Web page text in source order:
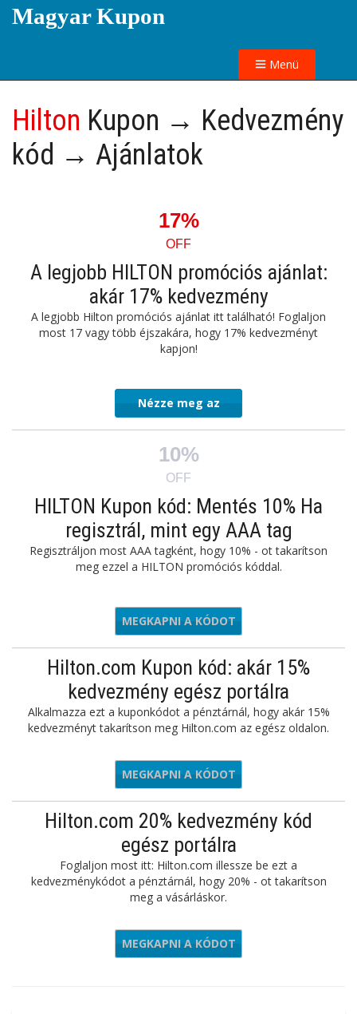
Magyar Kupon
Menü
Hilton Kupon → Kedvezmény
kód → Ajánlatok
17%
OFF
A legjobb HILTON promóciós ajánlat:
akár 17% kedvezmény
A legjobb Hilton promóciós ajánlat itt található! Foglaljon
most 17 vagy több éjszakára, hogy 17% kedvezményt
kapjon!
Nézze meg az
ajánlatot
10%
OFF
HILTON Kupon kód: Mentés 10% Ha
regisztrál, mint egy AAA tag
Regisztráljon most AAA tagként, hogy 10% - ot takarítson
meg ezzel a HILTON promóciós kóddal.
AAA
MEGKAPNI A KÓDOT
Hilton.com Kupon kód: akár 15%
kedvezmény egész portálra
Alkalmazza ezt a kuponkódot a pénztárnál, hogy akár 15%
kedvezményt takarítson meg Hilton.com az egész oldalon.
HAP
MEGKAPNI A KÓDOT
Hilton.com 20% kedvezmény kód
egész portálra
Foglaljon most itt: Hilton.com illessze be ezt a
kedvezménykódot a pénztárnál, hogy 20% - ot takarítson
meg a vásárláskor.
CARLY20
MEGKAPNI A KÓDOT